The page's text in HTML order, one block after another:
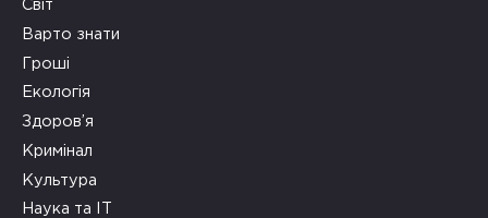
Світ
Варто знати
Гроші
Екологія
Здоров’я
Кримінал
Культура
Наука та ІТ